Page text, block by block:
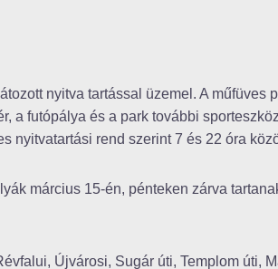
nyitva tartással üzemel. A műfüves
a futópálya és a park további
nyitvatartási rend szerint 7 és 22 óra
március 15-én, pénteken zárva
Újvárosi, Sugár úti, Templom úti,